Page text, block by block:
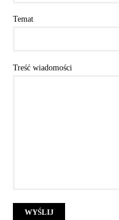
Temat
Treść wiadomości